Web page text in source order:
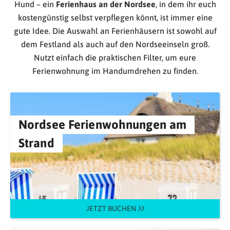
Hund – ein Ferienhaus an der Nordsee, in dem ihr euch
kostengünstig selbst verpflegen könnt, ist immer eine
gute Idee. Die Auswahl an Ferienhäusern ist sowohl auf
dem Festland als auch auf den Nordseeinseln groß.
Nutzt einfach die praktischen Filter, um eure
Ferienwohnung im Handumdrehen zu finden.
Nordsee Ferienwohnungen am
Strand
JETZT BUCHEN